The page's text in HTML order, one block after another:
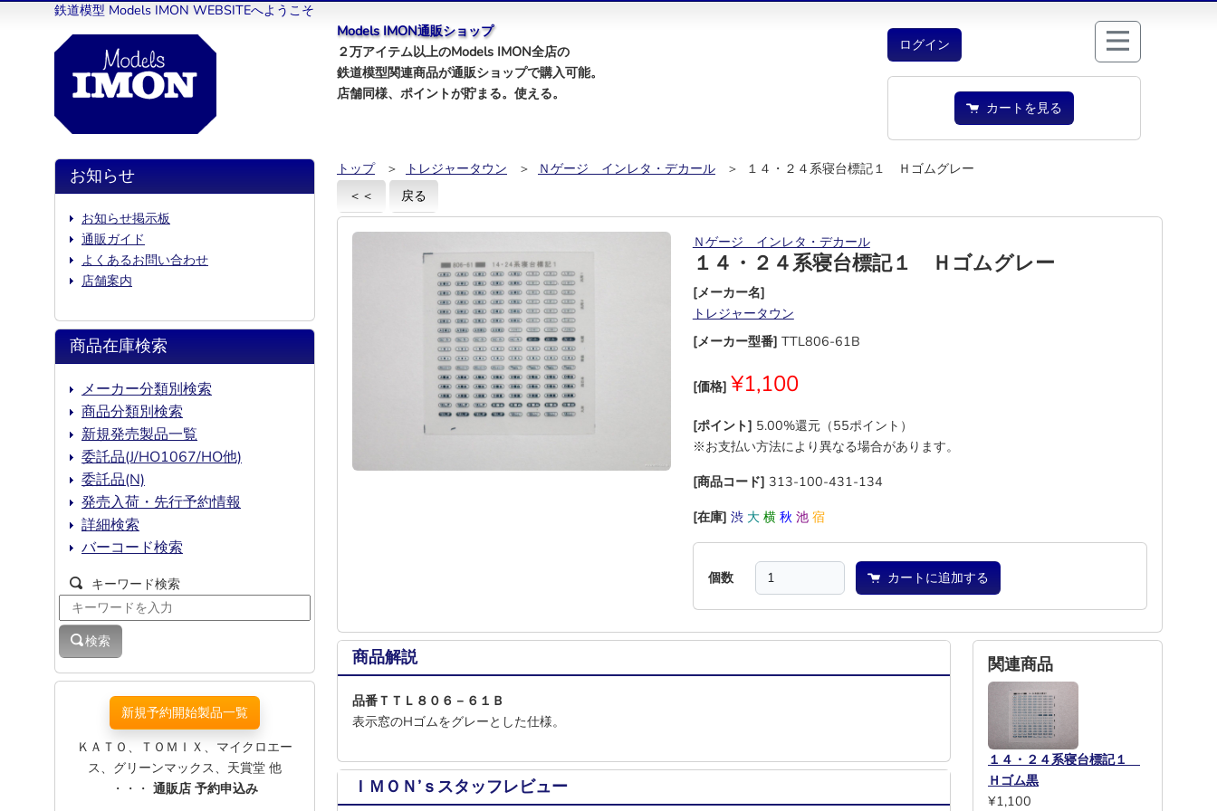
鉄道模型 Models IMON WEBSITEへようこそ
Models IMON通販ショップ
２万アイテム以上のModels IMON全店の
鉄道模型関連商品が通販ショップで購入可能。
店舗同様、ポイントが貯まる。使える。
ログイン
カートを見る
トップ ＞ トレジャータウン ＞ Ｎゲージ インレタ・デカール
＞ １４・２４系寝台標記１ Ｈゴムグレー
＜＜
戻る
Ｎゲージ インレタ・デカール
１４・２４系寝台標記１ Ｈゴムグレー
[メーカー名]
トレジャータウン
[メーカー型番] TTL806-61B
[価格] ¥1,100
[ポイント] 5.00%還元（55ポイント）
※お支払い方法により異なる場合があります。
[商品コード] 313-100-431-134
[在庫] 渋 大 横 秋 池 宿
個数 カートに追加する
商品解説
品番ＴＴＬ８０６－６１Ｂ
表示窓のHゴムをグレーとした仕様。
ＩＭＯＮ’ｓスタッフレビュー
関連商品
１４・２４系寝台標記１
Ｈゴム黒
¥1,100
お知らせ
お知らせ掲示板
通販ガイド
よくあるお問い合わせ
店舗案内
商品在庫検索
メーカー分類別検索
商品分類別検索
新規発売製品一覧
委託品(J/HO1067/HO他)
委託品(N)
発売入荷・先行予約情報
詳細検索
バーコード検索
キーワード検索
検索
新規予約開始製品一覧
ＫＡＴＯ、ＴＯＭＩＸ、マイクロエー
ス、グリーンマックス、天賞堂 他
・・・ 通販店 予約申込み